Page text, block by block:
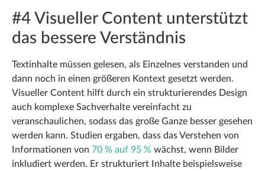
#4 Visueller Content unterstützt
das bessere Verständnis
Textinhalte müssen gelesen, als Einzelnes verstanden und
dann noch in einen größeren Kontext gesetzt werden.
Visueller Content hilft durch ein strukturierendes Design
auch komplexe Sachverhalte vereinfacht zu
veranschaulichen, sodass das große Ganze besser gesehen
werden kann. Studien ergaben, dass das Verstehen von
Informationen von 70 % auf 95 % wächst, wenn Bilder
inkludiert werden. Er strukturiert Inhalte beispielsweise